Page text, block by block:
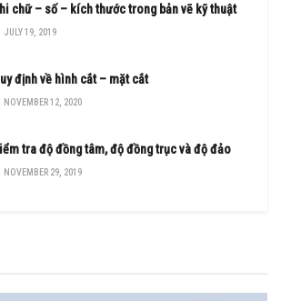
chữ – số – kích thước trong bản vẽ kỹ thuật
JULY 19, 2019
định về hình cắt – mặt cắt
NOVEMBER 12, 2020
tra độ đồng tâm, độ đồng trục và độ đảo
NOVEMBER 29, 2019